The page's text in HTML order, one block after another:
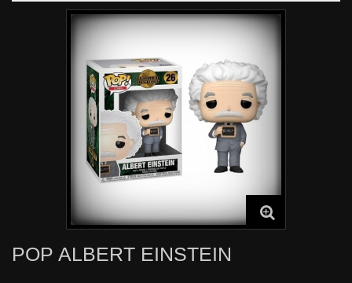
POP ALBERT EINSTEIN